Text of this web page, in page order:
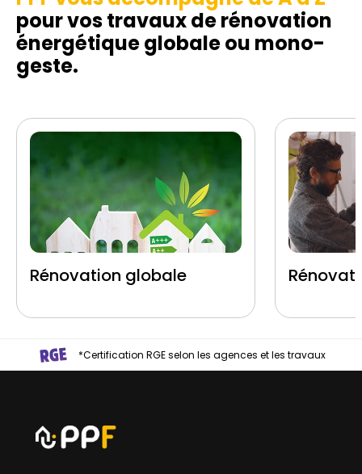
pour vos travaux de rénovation
énergétique globale ou mono-
geste.
Rénovation globale
*Certification RGE selon les agences et les travaux